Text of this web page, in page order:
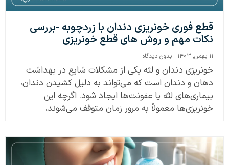
قطع فوری خونریزی دندان با زردچوبه -بررسی
نکات مهم و روش های قطع خونریزی
۱۱ بهمن, ۱۴۰۳ بدون دیدگاه
خونریزی دندان و لثه یکی از مشکلات شایع در بهداشت
دهان و دندان است که می‌تواند به دلیل کشیدن دندان،
بیماری‌های لثه یا عفونت‌ها ایجاد شود. اگرچه این
خونریزی‌ها معمولاً به مرور زمان متوقف می‌شوند،